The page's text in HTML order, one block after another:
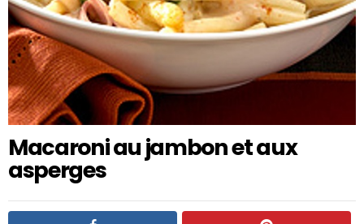
Macaroni au jambon et aux
asperges